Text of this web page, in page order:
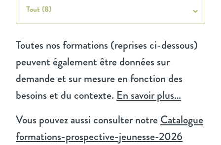
Tout (8)
Formations programmées(8)
Toutes nos formations (reprises ci-dessous)
peuvent également être données sur
demande et sur mesure en fonction des
besoins et du contexte. En savoir plus…
Vous pouvez aussi consulter notreCatalogue
formations-prospective-jeunesse-2026